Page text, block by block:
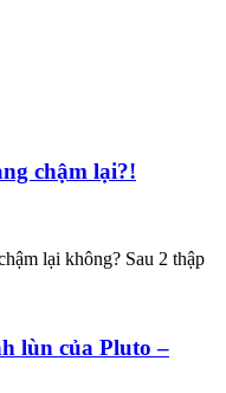
chậm lại?!
lại không? Sau 2 thập
lùn của Pluto –